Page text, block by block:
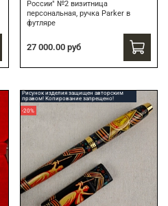
России" №2 визитница
персональная, ручка Parker в
футляре
27 000.00 руб
Рисунок изделия защищен авторским
правом! Копирование запрещено!
-20%